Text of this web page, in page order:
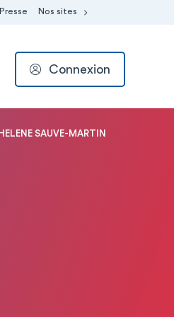
Presse Nos sites
Connexion
SAUVE-MARTIN